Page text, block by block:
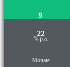
9
22
% p.a.
Monate